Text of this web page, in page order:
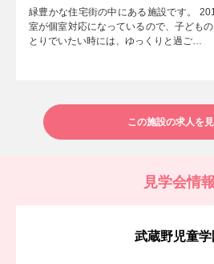
緑豊かな住宅街の中にある施設です。
室が個室対応になっているので、子ども
とりでいたい時には、ゆっくりと過ご…
この施設の求人を
見学会情報
武蔵野児童学